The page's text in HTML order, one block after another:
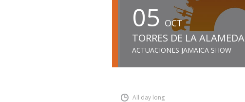
05 OCT
TORRES DE LA ALAMEDA
ACTUACIONES JAMAICA SHOW
All day long